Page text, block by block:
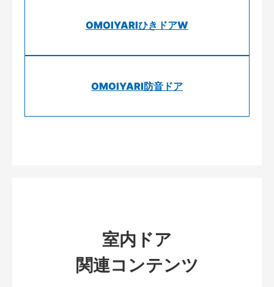
OMOIYARIひきドアW
OMOIYARI防音ドア
室内ドア
関連コンテンツ